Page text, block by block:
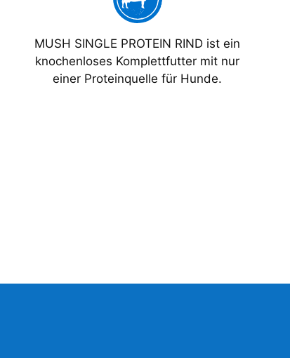
MUSH SINGLE PROTEIN RIND ist ein
knochenloses Komplettfutter mit nur
einer Proteinquelle für Hunde.